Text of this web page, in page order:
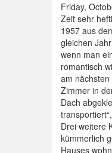
Friday,
Zeit sehr
1957 aus
gleichen
wenn man
romantisch
am
Zimmer in
Dach
Drei weitere
kümmerlich
Hauses